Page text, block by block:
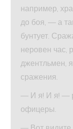
например,
до боя, — а
бунтует.
неровен час,
джентльмен,
сражения.
— И я! И я! —
офицеры.